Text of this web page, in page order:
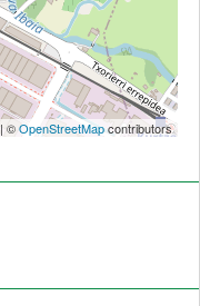
©OpenStreetMapcontributors